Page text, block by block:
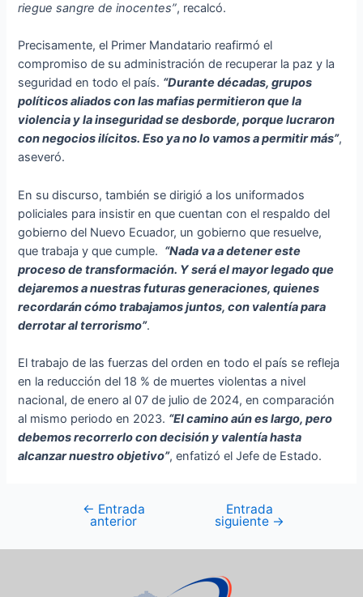
riegue sangre de inocentes”, recalcó.
Precisamente, el Primer Mandatario reafirmó el
compromiso de su administración de recuperar la paz y la
seguridad en todo el país. “Durante décadas, grupos
políticos aliados con las mafias permitieron que la
violencia y la inseguridad se desborde, porque lucraron
con negocios ilícitos. Eso ya no lo vamos a permitir más”,
aseveró.
En su discurso, también se dirigió a los uniformados
policiales para insistir en que cuentan con el respaldo del
gobierno del Nuevo Ecuador, un gobierno que resuelve,
que trabaja y que cumple. “Nada va a detener este
proceso de transformación. Y será el mayor legado que
dejaremos a nuestras futuras generaciones, quienes
recordarán cómo trabajamos juntos, con valentía para
derrotar al terrorismo”.
El trabajo de las fuerzas del orden en todo el país se refleja
en la reducción del 18 % de muertes violentas a nivel
nacional, de enero al 07 de julio de 2024, en comparación
al mismo periodo en 2023. “El camino aún es largo, pero
debemos recorrerlo con decisión y valentía hasta
alcanzar nuestro objetivo”, enfatizó el Jefe de Estado.
← Entrada
anterior
Entrada
siguiente →